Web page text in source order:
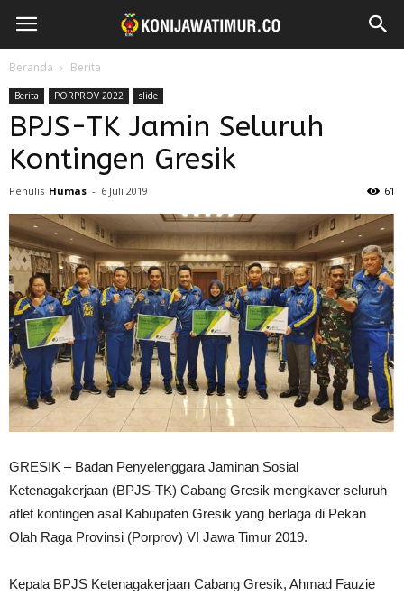
Beranda Berita
Berita PORPROV 2022 slide
BPJS-TK Jamin Seluruh
Kontingen Gresik
Penulis Humas - 6 Juli 2019 61
GRESIK – Badan Penyelenggara Jaminan Sosial
Ketenagakerjaan (BPJS-TK) Cabang Gresik mengkaver seluruh
atlet kontingen asal Kabupaten Gresik yang berlaga di Pekan
Olah Raga Provinsi (Porprov) VI Jawa Timur 2019.
Kepala BPJS Ketenagakerjaan Cabang Gresik, Ahmad Fauzie